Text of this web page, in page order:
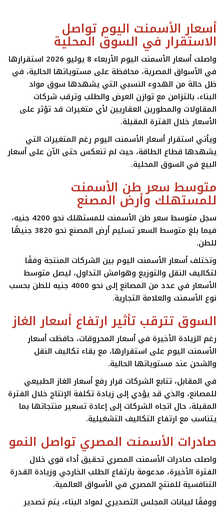
أسعار الأسمنت اليوم تواصل
الاستقرار في السوق المحلية
واصلت أسعار الأسمنت اليوم
الأربعاء 8 يوليو 2026 استقرارها
في الأسواق المصرية، محافظة على مستوياتها الحالية، في
ظل حالة من الهدوء النسبي التي يشهدها سوق مواد
البناء، بالتزامن مع توازن العرض والطلب وترقب شركات
المقاولات والمطورين العقاريين لأي متغيرات قد تؤثر على
الأسعار خلال الفترة المقبلة.
ويأتي استقرارأسعار الأسمنت اليوم رغم المتغيرات التي
يشهدها قطاع الطاقة، حيث لم تنعكس حتى الآن على أسعار
البيع في السوق المحلية.
متوسط سعر طن الأسمنت
للمستهلك وأرض المصنع
سجل متوسط سعر طن الأسمنت للمستهلك نحو 4200 جنيه
،
فيما بلغ متوسط السعر
تسليم أرض المصنع نحو 3820 جنيهًا
للطن.
وتختلف أسعار الأسمنت اليوم بين الشركات المنتجة وفقًا
لتكاليف النقل والتوزيع وهوامش التداول، ليصل متوسط
الأسعار في عدد من المصانع إلى نحو 4000 جنيه للطن
بحسب
نوع الأسمنت والعلامة التجارية.
السوق تترقب تأثير ارتفاع أسعار الغاز
رغم الزيادة الأخيرة في أسعار المحروقات، حافظت أسعار
الأسمنت اليوم على استقرارها، مع بقاء تكاليف النقل
والشحن عند مستوياتها الحالية.
في المقابل، تتابع الشركات قرار رفع أسعار الغاز الطبيعي
للمصانع، والذي قد يؤدي إلى زيادة تكلفة الإنتاج خلال الفترة
المقبلة، حال اتجاه الشركات إلى إعادة تسعير منتجاتها بما
يتناسب مع ارتفاع التكاليف التشغيلية.
صادرات الأسمنت المصري تواصل النمو
واصلت صادرات الأسمنت المصري تحقيق أداء قوي خلال
الفترة الأخيرة، مدعومة بارتفاع الطلب الخارجي وزيادة القدرة
التنافسية للمنتج المصري في الأسواق العالمية.
ووفقًا لبيانات المجلس التصديري لمواد البناء، يتم تصدير